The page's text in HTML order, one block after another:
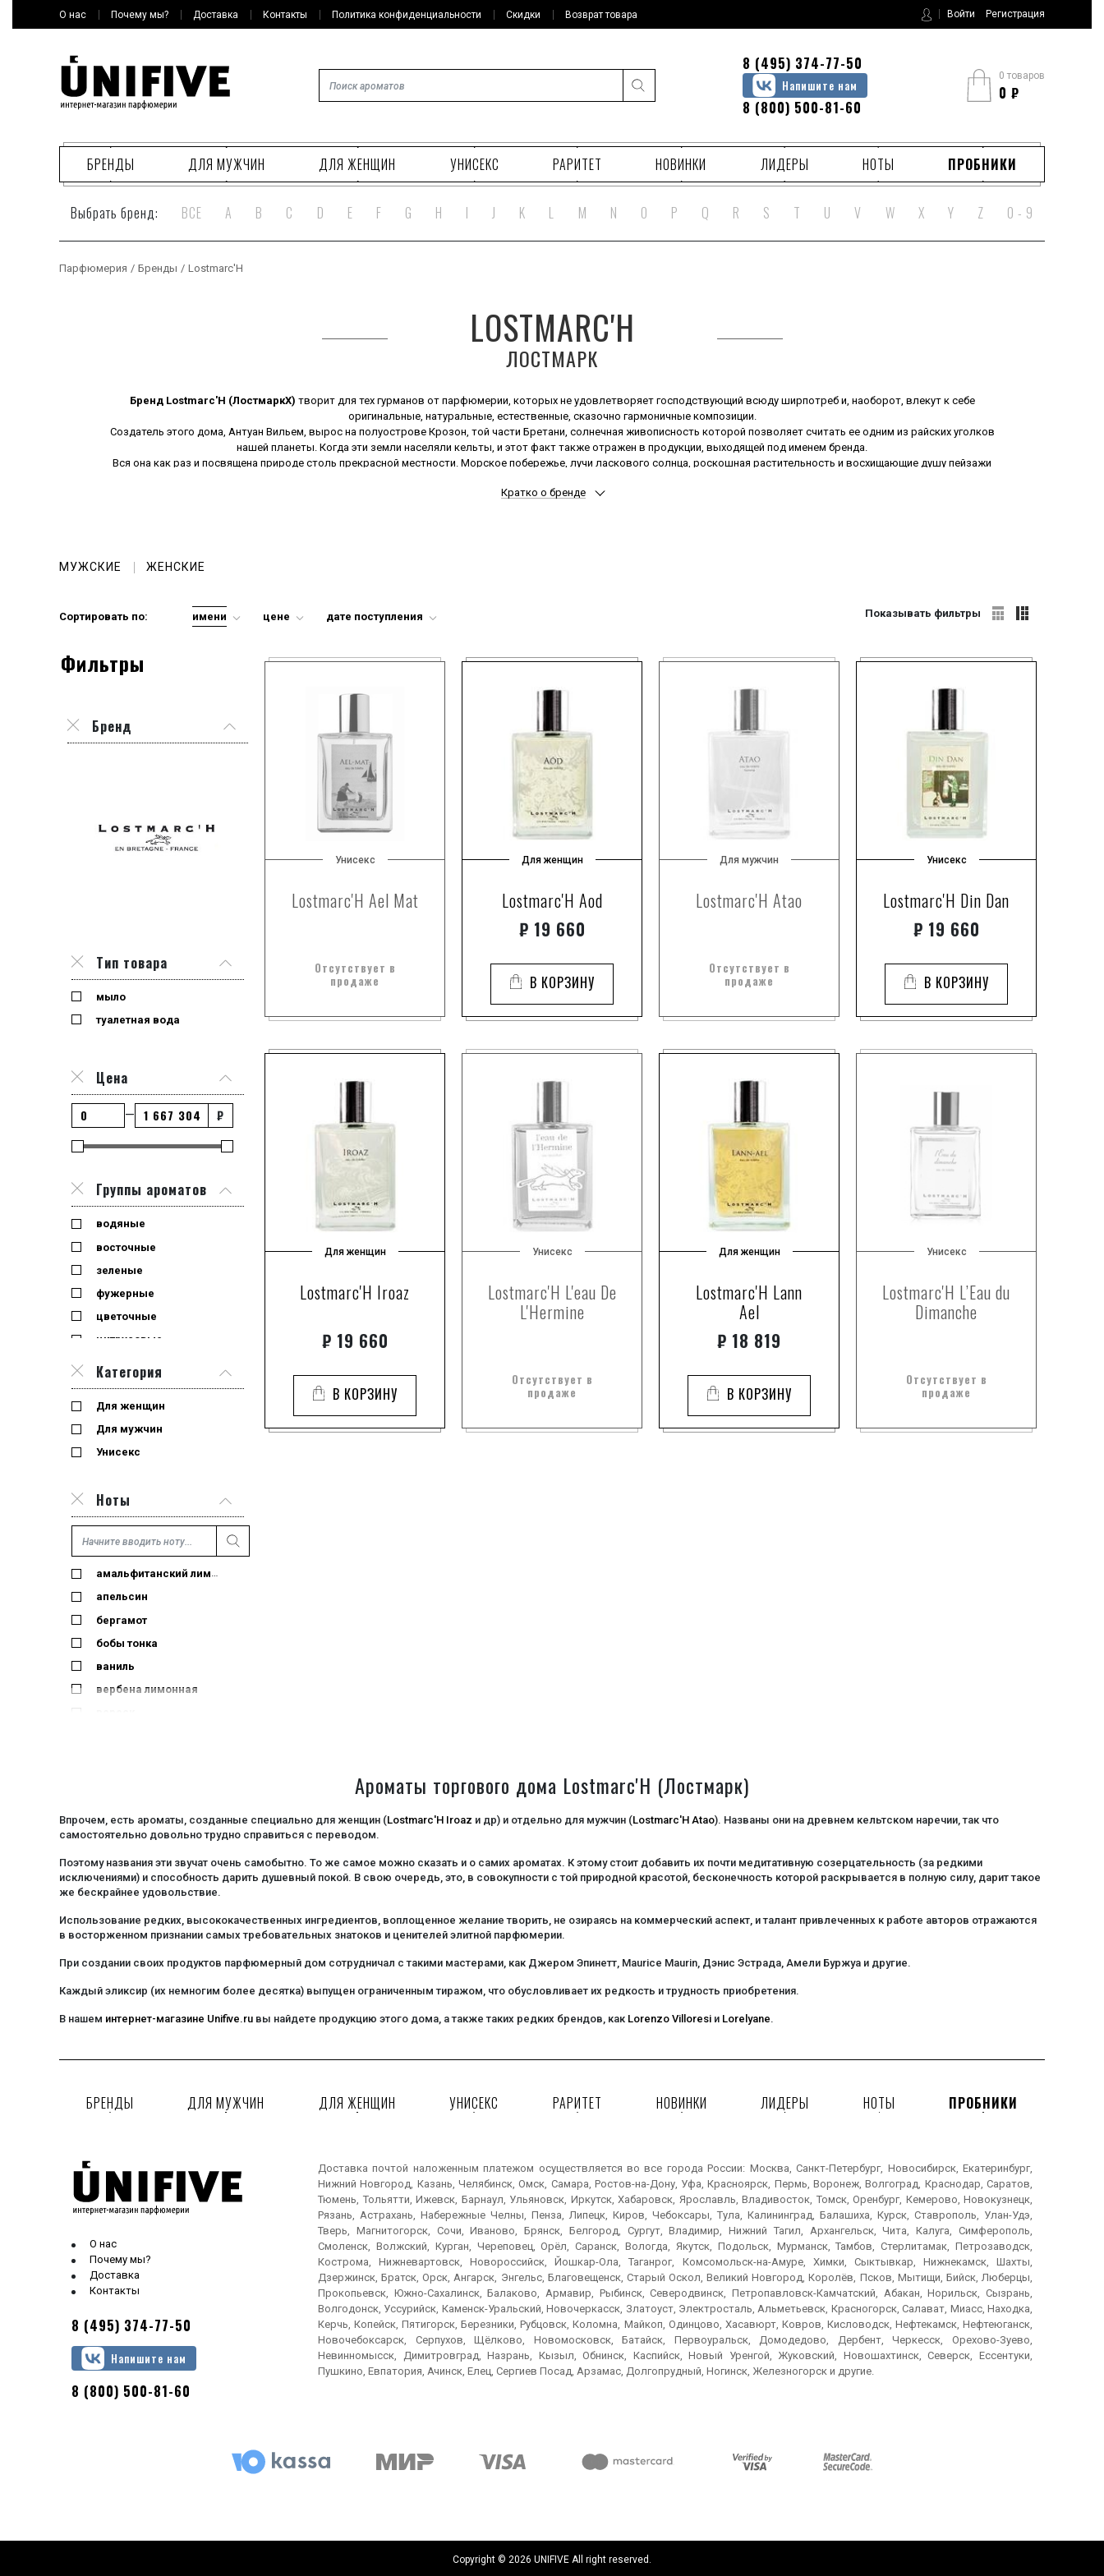
О нас Почему мы? Доставка Контакты Политика конфиденциальности Скидки Возврат товара Войти Регистрация
8 (495) 374-77-50
Напишите нам
8 (800) 500-81-60
0 товаров
0 ₽
БРЕНДЫ ДЛЯ МУЖЧИН ДЛЯ ЖЕНЩИН УНИСЕКС РАРИТЕТ НОВИНКИ ЛИДЕРЫ НОТЫ ПРОБНИКИ
Выбрать бренд: ВСЕ A B C D E F G H I J K L M N O P Q R S T U V W X Y Z 0 - 9
Парфюмерия / Бренды / Lostmarc'H
LOSTMARC'H
ЛОСТМАРК
Бренд Lostmarc'H (ЛостмаркХ) творит для тех гурманов от парфюмерии, которых не удовлетворяет господствующий всюду ширпотреб и, наоборот, влекут к себе
оригинальные, натуральные, естественные, сказочно гармоничные композиции.
Создатель этого дома, Антуан Вильем, вырос на полуострове Крозон, той части Бретани, солнечная живописность которой позволяет считать ее одним из райских уголков
нашей планеты. Когда эти земли населяли кельты, и этот факт также отражен в продукции, выходящей под именем бренда.
Вся она как раз и посвящена природе столь прекрасной местности. Морское побережье, лучи ласкового солнца, роскошная растительность и восхищающие душу пейзажи
природная красота дарит одинаковое наслаждение абсолютно всем, не делая ни гендерных, ни каких-либо других различий.
Кратко о бренде
МУЖСКИЕ ЖЕНСКИЕ
Фильтры
Бренд
Тип товара
мыло
туалетная вода
Ноты
амальфитанский лимон
апельсин
бергамот
бобы тонка
ваниль
вербена лимонная
древесные ноты
жасмин
зеленая трава
иланг-иланг
ирис
кожура лимона
кокос
лотос
молоко
морские ноты
мускус
нероли
пачули
персиковый цвет
пион
пшеница
фиалка
Категория
Для женщин
Для мужчин
Унисекс
Цена
— ₽
Группы ароматов
водяные
восточные
зеленые
фужерные
цветочные
цитрусовые
Сортировать по: имени цене дате поступления Показывать фильтры
Унисекс
Lostmarc'H Ael Mat
Отсутствует в
продаже
Для женщин
Lostmarc'H Aod
₽ 19 660
В КОРЗИНУ
Для мужчин
Lostmarc'H Atao
Отсутствует в
продаже
Унисекс
Lostmarc'H Din Dan
₽ 19 660
В КОРЗИНУ
Для женщин
Lostmarc'H Iroaz
₽ 19 660
В КОРЗИНУ
Унисекс
Lostmarc'H L'eau De
L'Hermine
Отсутствует в
продаже
Для женщин
Lostmarc'H Lann
Ael
₽ 18 819
В КОРЗИНУ
Унисекс
Lostmarc'H L’Eau du
Dimanche
Отсутствует в
продаже
Ароматы торгового дома Lostmarc'H (Лостмарк)
Впрочем, есть ароматы, созданные специально для женщин (Lostmarc'H Iroaz и др) и отдельно для мужчин (Lostmarc'H Atao). Названы они на древнем кельтском наречии, так что
самостоятельно довольно трудно справиться с переводом.
Поэтому названия эти звучат очень самобытно. То же самое можно сказать и о самих ароматах. К этому стоит добавить их почти медитативную созерцательность (за редкими
исключениями) и способность дарить душевный покой. В свою очередь, это, в совокупности с той природной красотой, бесконечность которой раскрывается в полную силу, дарит такое
же бескрайнее удовольствие.
Использование редких, высококачественных ингредиентов, воплощенное желание творить, не озираясь на коммерческий аспект, и талант привлеченных к работе авторов отражаются
в восторженном признании самых требовательных знатоков и ценителей элитной парфюмерии.
При создании своих продуктов парфюмерный дом сотрудничал с такими мастерами, как Джером Эпинетт, Maurice Maurin, Дэнис Эстрада, Амели Буржуа и другие.
Каждый эликсир (их немногим более десятка) выпущен ограниченным тиражом, что обусловливает их редкость и трудность приобретения.
В нашем интернет-магазине Unifive.ru вы найдете продукцию этого дома, а также таких редких брендов, как Lorenzo Villoresi и Lorelyane.
БРЕНДЫ ДЛЯ МУЖЧИН ДЛЯ ЖЕНЩИН УНИСЕКС РАРИТЕТ НОВИНКИ ЛИДЕРЫ НОТЫ ПРОБНИКИ
О нас
Почему мы?
Доставка
Контакты
8 (495) 374-77-50
Напишите нам
8 (800) 500-81-60
Доставка почтой наложенным платежом осуществляется во все города России: Москва, Санкт-Петербург, Новосибирск, Екатеринбург,
Нижний Новгород, Казань, Челябинск, Омск, Самара, Ростов-на-Дону, Уфа, Красноярск, Пермь, Воронеж, Волгоград, Краснодар, Саратов,
Тюмень, Тольятти, Ижевск, Барнаул, Ульяновск, Иркутск, Хабаровск, Ярославль, Владивосток, Томск, Оренбург, Кемерово, Новокузнецк,
Рязань, Астрахань, Набережные Челны, Пенза, Липецк, Киров, Чебоксары, Тула, Калининград, Балашиха, Курск, Ставрополь, Улан-Удэ,
Тверь, Магнитогорск, Сочи, Иваново, Брянск, Белгород, Сургут, Владимир, Нижний Тагил, Архангельск, Чита, Калуга, Симферополь,
Смоленск, Волжский, Курган, Череповец, Орёл, Саранск, Вологда, Якутск, Подольск, Мурманск, Тамбов, Стерлитамак, Петрозаводск,
Кострома, Нижневартовск, Новороссийск, Йошкар-Ола, Таганрог, Комсомольск-на-Амуре, Химки, Сыктывкар, Нижнекамск, Шахты,
Дзержинск, Братск, Орск, Ангарск, Энгельс, Благовещенск, Старый Оскол, Великий Новгород, Королёв, Псков, Мытищи, Бийск, Люберцы,
Прокопьевск, Южно-Сахалинск, Балаково, Армавир, Рыбинск, Северодвинск, Петропавловск-Камчатский, Абакан, Норильск, Сызрань,
Волгодонск, Уссурийск, Каменск-Уральский, Новочеркасск, Златоуст, Электросталь, Альметьевск, Красногорск, Салават, Миасс, Находка,
Керчь, Копейск, Пятигорск, Березники, Рубцовск, Коломна, Майкоп, Одинцово, Хасавюрт, Ковров, Кисловодск, Нефтекамск, Нефтеюганск,
Новочебоксарск, Серпухов, Щёлково, Новомосковск, Батайск, Первоуральск, Домодедово, Дербент, Черкесск, Орехово-Зуево,
Невинномысск, Димитровград, Назрань, Кызыл, Обнинск, Каспийск, Новый Уренгой, Жуковский, Новошахтинск, Северск, Ессентуки,
Пушкино, Евпатория, Ачинск, Елец, Сергиев Посад, Арзамас, Долгопрудный, Ногинск, Железногорск и другие.
Copyright © 2026 UNIFIVE All right reserved.